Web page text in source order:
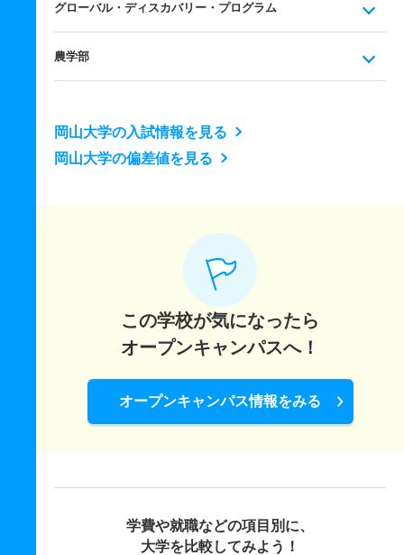
グローバル・ディスカバリー・プログラム
農学部
岡山大学の入試情報を見る
岡山大学の偏差値を見る
この学校が気になったら
オープンキャンパスへ！
オープンキャンパス情報をみる
学費や就職などの項目別に、
大学を比較してみよう！